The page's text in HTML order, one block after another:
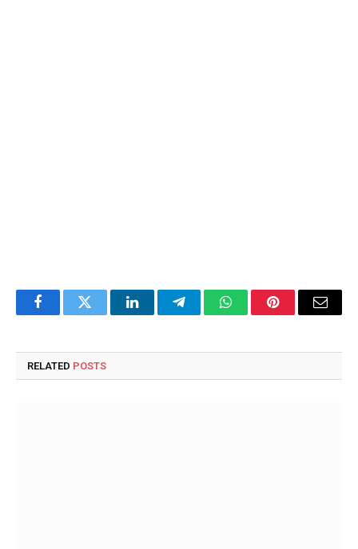
FacebookTwitter LinkedInTelegramWhatsAppPinterestEmail
RELATED POSTS